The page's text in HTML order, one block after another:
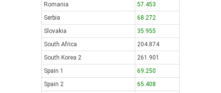
Romania
57.453
Serbia
68.272
Slovakia
35.955
South Africa
204.874
South Korea 2
261.901
Spain 1
69.250
Spain 2
65.408